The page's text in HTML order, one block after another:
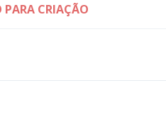
PARA CRIAÇÃO